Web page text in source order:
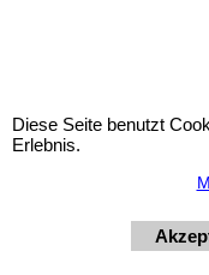
Diese Seite benutzt
Erlebnis.